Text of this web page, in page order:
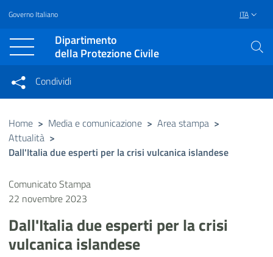
Vai al contenuto principale
Raggiungi il piè di pagina
Governo Italiano ITA
Dipartimento
della Protezione Civile
Condividi su Facebook
Condividi su Twitter
Condividi
Condividi sui social network
Home > Media e comunicazione > Area stampa >
Attualità >
Dall'Italia due esperti per la crisi vulcanica islandese
Comunicato Stampa
22 novembre 2023
Dall'Italia due esperti per la crisi
vulcanica islandese